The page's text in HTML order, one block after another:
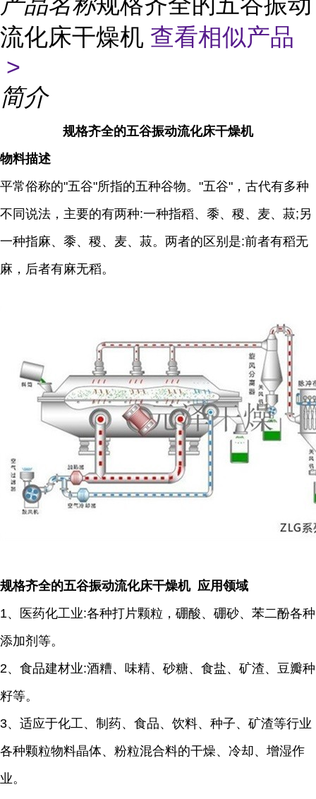
流化床干燥机 查看相似产品
>
简介
规格齐全的五谷振动流化床干燥机
物料描述
平常俗称的"五谷"所指的五种谷物。"五谷"，古代有多种
不同说法，主要的有两种:一种指稻、黍、稷、麦、菽;另
一种指麻、黍、稷、麦、菽。两者的区别是:前者有稻无
麻，后者有麻无稻。
规格齐全的五谷振动流化床干燥机 应用领域
1、医药化工业:各种打片颗粒，硼酸、硼砂、苯二酚各种
添加剂等。
2、食品建材业:酒糟、味精、砂糖、食盐、矿渣、豆瓣种
籽等。
3、适应于化工、制药、食品、饮料、种子、矿渣等行业
各种颗粒物料晶体、粉粒混合料的干燥、冷却、增湿作
业。